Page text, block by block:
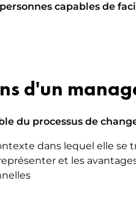
capables de
d'un
du processus de
dans lequel elle
et les